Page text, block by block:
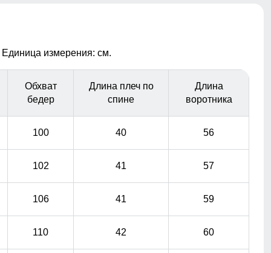
легко убирать капюшон при необходимости. Это
мирового производителя «YKK» с
Молния с бегунком от известного мирового
только улучшает функциональность, но и придает
изделию стильный вид. В сочетании конструкцией,
такая молния защищает от влаги и делает парку более
Единица измерения: см.
Обхват
бедер
Длина плеч по
спине
Длина
воротника
100 40 56
102 41 57
106 41 59
110 42 60